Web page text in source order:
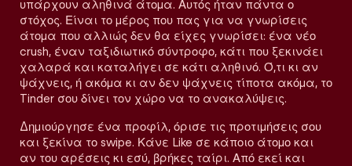
υπάρχουν αληθινά άτομα. Αυτός ήταν πάντα ο
στόχος. Είναι το μέρος που πας για να γνωρίσεις
άτομα που αλλιώς δεν θα είχες γνωρίσει: ένα νέο
crush, έναν ταξιδιωτικό σύντροφο, κάτι που ξεκινάει
χαλαρά και καταλήγει σε κάτι αληθινό. Ό,τι κι αν
ψάχνεις, ή ακόμα κι αν δεν ψάχνεις τίποτα ακόμα, το
Tinder σου δίνει τον χώρο να το ανακαλύψεις.
Δημιούργησε ένα προφίλ, όρισε τις προτιμήσεις σου
και ξεκίνα το swipe. Κάνε Like σε κάποιο άτομο και
αν του αρέσεις κι εσύ, βρήκες ταίρι. Από εκεί και